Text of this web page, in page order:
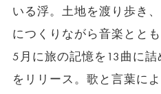
いる浮。土地を渡り歩き
につくりながら音楽とと
5月に旅の記憶を13曲に詰
をリリース。歌と言葉に